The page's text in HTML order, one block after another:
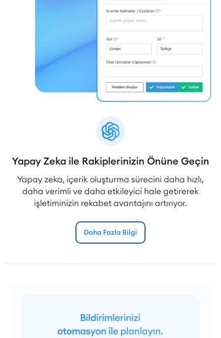
Yapay Zeka ile Rakiplerinizin Önüne Geçin
Yapay zeka, içerik oluşturma sürecini daha hızlı,
daha verimli ve daha etkileyici hale getirerek
işletiminizin rekabet avantajını artırıyor.
Daha Fazla Bilgi